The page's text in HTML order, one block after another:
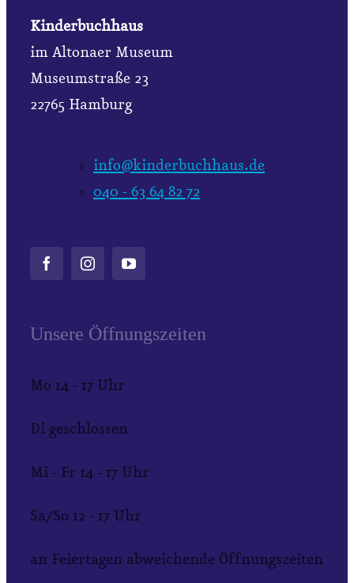
Kinderbuchhaus
im Altonaer Museum
Museumstraße 23
22765 Hamburg
info@kinderbuchhaus.de
040 - 63 64 82 72
Unsere Öffnungszeiten
Mo 14 - 17 Uhr
Di geschlossen
Mi - Fr 14 - 17 Uhr
Sa/So 12 - 17 Uhr
an Feiertagen abweichende Öffnungszeiten